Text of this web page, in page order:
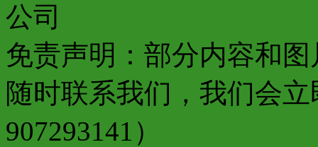
公司
免责声明：部分内容和
随时联系我们，我们会
907293141）